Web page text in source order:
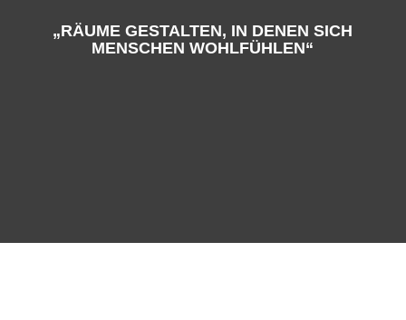
„RÄUME GESTALTEN, IN DENEN SICH
MENSCHEN WOHLFÜHLEN“